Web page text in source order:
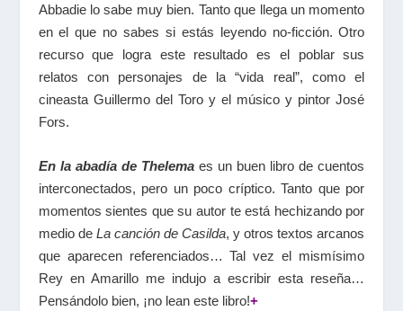
Abbadie lo sabe muy bien. Tanto que llega un momento
en el que no sabes si estás leyendo no-ficción. Otro
recurso que logra este resultado es el poblar sus
relatos con personajes de la “vida real”, como el
cineasta Guillermo del Toro y el músico y pintor José
Fors.
En la abadía de Thelemaes un buen libro de cuentos
interconectados, pero un poco críptico. Tanto que por
momentos sientes que su autor te está hechizando por
medio de La canción de Casilda, y otros textos arcanos
que aparecen referenciados… Tal vez el mismísimo
Rey en Amarillo me indujo a escribir esta reseña…
Pensándolo bien, ¡no lean este libro!+